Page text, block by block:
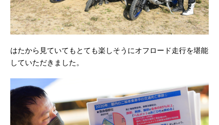
していただきました。
our traffic and to personalize content and ads. We share
information about your use of our website with our analytics and
advertising partners, who may combine it with other information
that you have provided to them or that they have collected from
about how we use cookies and the retention period of each
cookie. You have the right to opt out of our sharing of your
information with our partners. Please click [Do Not Sell or Share
Privacy Policy for California Residents
Change your sell or share preference
Do Not Sell or Share My Personal Information